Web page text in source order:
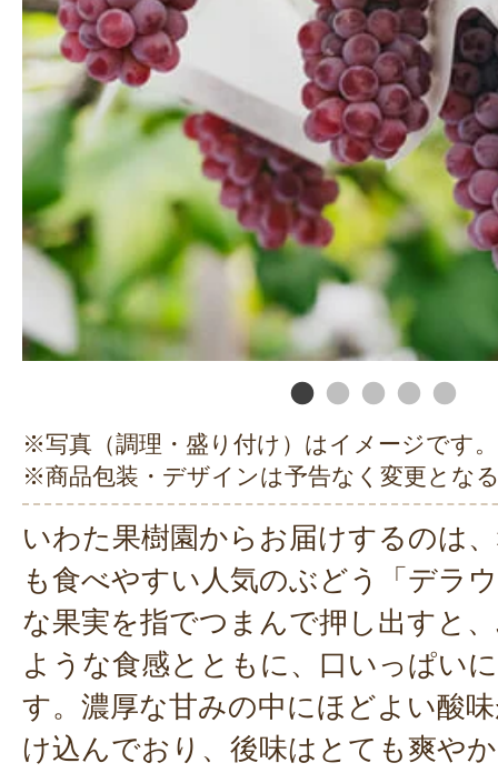
※写真（調理・盛り付け）はイメージです。
※商品包装・デザインは予告なく変更とな
いわた果樹園からお届けするのは
も食べやすい人気のぶどう「デラ
な果実を指でつまんで押し出すと
ような食感とともに、口いっぱい
す。濃厚な甘みの中にほどよい酸
け込んでおり、後味はとても爽や